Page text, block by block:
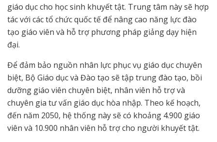
giáo dục cho học sinh khuyết tật. Trung tâm này sẽ hợp
tác với các tổ chức quốc tế để nâng cao năng lực đào
tạo giáo viên và hỗ trợ phương pháp giảng dạy hiện
đại.
Để đảm bảo nguồn nhân lực phục vụ giáo dục chuyên
biệt, Bộ Giáo dục và Đào tạo sẽ tập trung đào tạo, bồi
dưỡng giáo viên chuyên biệt, nhân viên hỗ trợ và
chuyên gia tư vấn giáo dục hòa nhập. Theo kế hoạch,
đến năm 2050, hệ thống này sẽ có khoảng 4.900 giáo
viên và 10.900 nhân viên hỗ trợ cho người khuyết tật.